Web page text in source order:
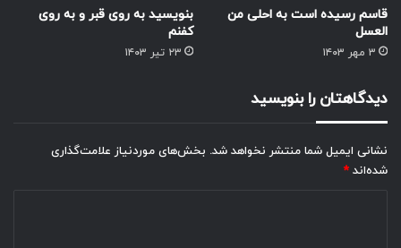
قاسم رسیده است به احلی من
العسل
۳ مهر ۱۴۰۳
بنویسید به روی قبر و به روی
کفنم
۲۳ تیر ۱۴۰۳
دیدگاهتان را بنویسید
نشانی ایمیل شما منتشر نخواهد شد. بخش‌های موردنیاز علامت‌گذاری
شده‌اند *